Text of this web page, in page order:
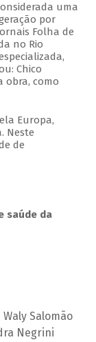
uma
por
Folha de
no Rio
Chico
obra, como
Europa,
Neste
de
saúde da
Salomão
Negrini